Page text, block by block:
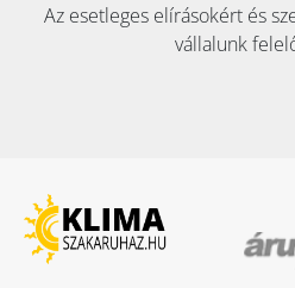
Az esetleges elírásokért és
vállalunk